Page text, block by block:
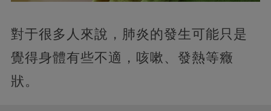
對于很多人來說，肺炎的發生可能只是
覺得身體有些不適，咳嗽、發熱等癥
狀。